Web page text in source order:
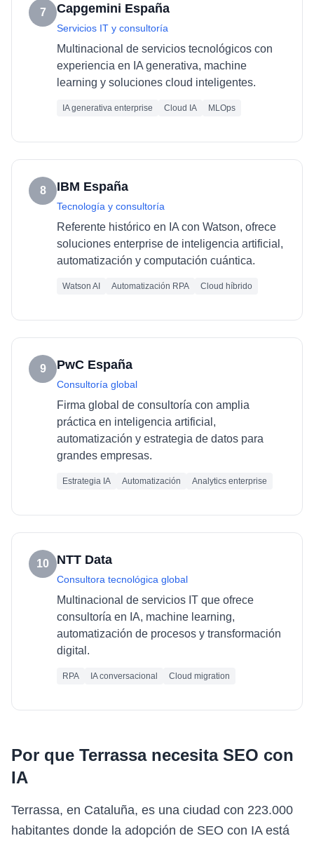
7 Capgemini España
Servicios IT y consultoría
Multinacional de servicios tecnológicos con
experiencia en IA generativa, machine
learning y soluciones cloud inteligentes.
IA generativa enterprise Cloud IA MLOps
8 IBM España
Tecnología y consultoría
Referente histórico en IA con Watson, ofrece
soluciones enterprise de inteligencia artificial,
automatización y computación cuántica.
Watson AI Automatización RPA Cloud híbrido
9 PwC España
Consultoría global
Firma global de consultoría con amplia
práctica en inteligencia artificial,
automatización y estrategia de datos para
grandes empresas.
Estrategia IA Automatización Analytics enterprise
10 NTT Data
Consultora tecnológica global
Multinacional de servicios IT que ofrece
consultoría en IA, machine learning,
automatización de procesos y transformación
digital.
RPA IA conversacional Cloud migration
Por que Terrassanecesita SEO con
IA
Terrassa, en Cataluña, es una ciudad con 223.000
habitantes donde la adopción de SEO con IA está